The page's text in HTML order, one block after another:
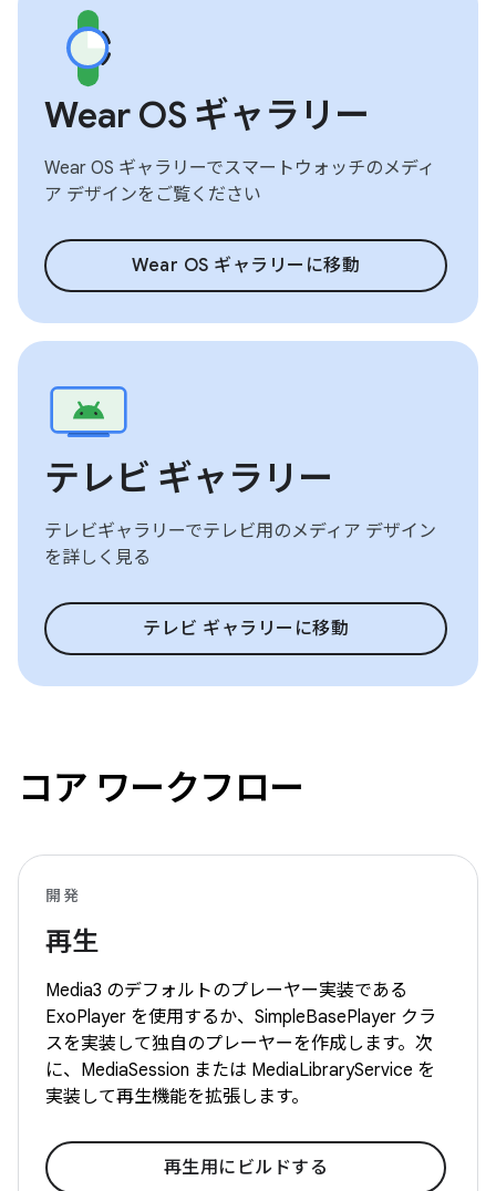
Wear OS ギャラリー
Wear OS ギャラリーでスマートウォッチのメディ
ア デザインをご覧ください
Wear OS ギャラリーに移動
テレビ ギャラリー
テレビギャラリーでテレビ用のメディア デザイン
を詳しく見る
テレビ ギャラリーに移動
コア ワークフロー
開発
再生
Media3 のデフォルトのプレーヤー実装である
ExoPlayer を使用するか、SimpleBasePlayer クラ
スを実装して独自のプレーヤーを作成します。次
に、MediaSession または MediaLibraryService を
実装して再生機能を拡張します。
再生用にビルドする